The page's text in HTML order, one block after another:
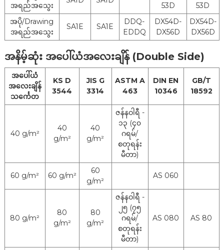
အရည်အသွေး
53D
53D
အပို/Drawing
အရည်အသွေး
SA1E SA1E
DDQ-
EDDQ
DX54D-
DX56D
DX54D-
DX56D
အနိမ့်ဆုံး အပေါ်ယံအလေးချိန် (Double Side)
အပေါ်ယံ
အလေးချိန်
သင်္ကေတ
KS D
3544
JIS G
3314
ASTM A
463
DIN EN
10346
GB/T
18592
40 g/m²
40
g/m²
40
g/m²
ဇန်နဝါရီ -
၁၃ (၄၀
ဂရမ်/
စတုရန်း
မီတာ)
60 g/m² 60 g/m²
60
g/m²
AS 060
80 g/m²
80
g/m²
80
g/m²
ဇန်နဝါရီ -
၂၅ (၇၅
ဂရမ်/
စတုရန်း
မီတာ)
AS 080 AS 80
Coil Inner
Diameter ၊
610 မီလီမီတာ သို့မဟုတ် 508 မီလီမီတာ
ပို့ဆောင်မှု
Coil ၊ Strip ၊ Sheet ၊ Tube ( Automobile